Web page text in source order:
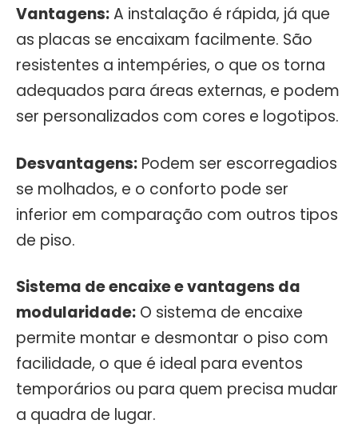
Vantagens:A instalação é rápida, já que
as placas se encaixam facilmente. São
resistentes a intempéries, o que os torna
adequados para áreas externas, e podem
ser personalizados com cores e logotipos.
Desvantagens: Podem ser escorregadios
se molhados, e o conforto pode ser
inferior em comparação com outros tipos
de piso.
Sistema de encaixe e vantagens da
modularidade: O sistema de encaixe
permite montar e desmontar o piso com
facilidade, o que é ideal para eventos
temporários ou para quem precisa mudar
a quadra de lugar.